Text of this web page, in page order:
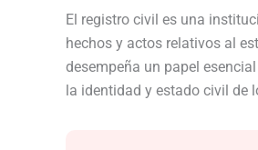
El registro civil es una
hechos y actos relativos al
desempeña un papel
la identidad y estado civil de